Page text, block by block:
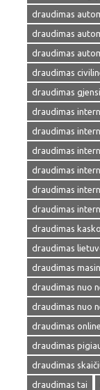
draudimas
draudimas
draudimas
draudimas
draudimas
draudimas
draudimas
draudimas
draudimas
draudimas
draudimas
draudimas kasko
draudimas
draudimas
draudimas nuo
draudimas nuo
draudimas online
draudimas
draudimas
draudimas tai